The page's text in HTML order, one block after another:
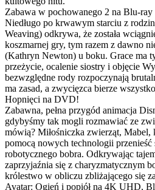
Zabawa w pochowanego 2 na Blu-
Niedługo po krwawym starciu z
Weaving) odkrywa, że została
koszmarnej gry, tym razem z dawno
(Kathryn Newton) u boku. Grace ma
przeżycie, ocalenie siostry i objęcie
bezwzględne rody rozpoczynają
ma zasad, a zwycięzca bierze
Hopnięci na DVD!
Zabawna, pełna przygód animacja
gdybyśmy tak mogli rozmawiać ze
mówią? Miłośniczka zwierząt, Mabel,
pomocą nowych technologii przenieść
robotycznego bobra. Odkrywając
zaprzyjaźnia się z charyzmatycznym
królestwo w obliczu zbliżającego się
Avatar: Ogień i popiół na 4K UHD,